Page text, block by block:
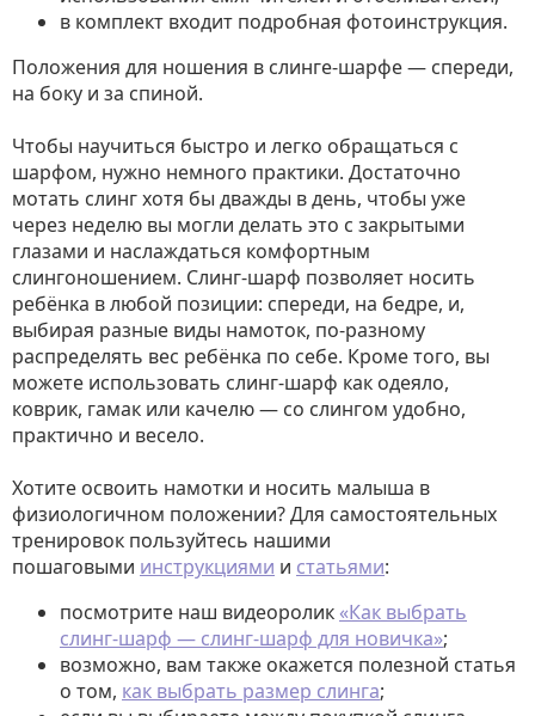
в комплект входит подробная фотоинструкция.
Положения для ношения в слинге-шарфе — спереди,
на боку и за спиной.
Чтобы научиться быстро и легко обращаться с
шарфом, нужно немного практики. Достаточно
мотать слинг хотя бы дважды в день, чтобы уже
через неделю вы могли делать это с закрытыми
глазами и наслаждаться комфортным
слингоношением. Слинг-шарф позволяет носить
ребёнка в любой позиции: спереди, на бедре, и,
выбирая разные виды намоток, по-разному
распределять вес ребёнка по себе. Кроме того, вы
можете использовать слинг-шарф как одеяло,
коврик, гамак или качелю — со слингом удобно,
практично и весело.
Хотите освоить намотки и носить малыша в
физиологичном положении? Для самостоятельных
тренировок пользуйтесь нашими
пошаговыми инструкциями и статьями:
посмотрите наш видеоролик «Как выбрать
слинг-шарф — слинг-шарф для новичка»;
возможно, вам также окажется полезной статья
о том, как выбрать размер слинга;